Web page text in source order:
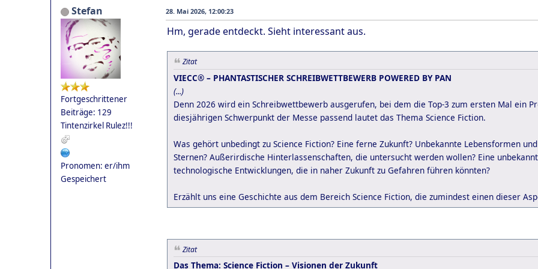
Stefan
Fortgeschrittener
Beiträge: 129
Tintenzirkel Rulez!!!
Pronomen: er/ihm
Gespeichert
28. Mai 2026, 12:00:23
Hm, gerade entdeckt. Sieht interessant aus.
Zitat
VIECC® – PHANTASTISCHER SCHREIBWETTBEWERB POWERED BY PAN
(...)
Denn 2026 wird ein Schreibwettbewerb ausgerufen, bei dem die Top-3 zum ersten Mal ein
diesjährigen Schwerpunkt der Messe passend lautet das Thema Science Fiction.
Was gehört unbedingt zu Science Fiction? Eine ferne Zukunft? Unbekannte Lebensformen
Sternen? Außerirdische Hinterlassenschaften, die untersucht werden wollen? Eine
technologische Entwicklungen, die in naher Zukunft zu Gefahren führen könnten?
Erzählt uns eine Geschichte aus dem Bereich Science Fiction, die zumindest einen dieser
Zitat
Das Thema: Science Fiction – Visionen der Zukunft